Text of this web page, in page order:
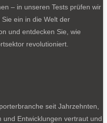
– in unseren Tests prüfen wir
ein in die Welt der
und entdecken Sie, wie
revolutioniert.
seit Jahrzehnten,
und Entwicklungen vertraut und